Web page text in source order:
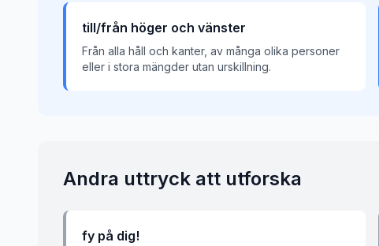
till/från höger och vänster
Från alla håll och kanter, av många olika personer
eller i stora mängder utan urskillning.
Andra uttryck att utforska
fy på dig!